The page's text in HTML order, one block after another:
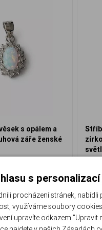
s opálem a
záře ženské
k odeslání
Kč
Do košíku
s personalizací
procházení stránek,
využíváme soubory
upravíte odkazem